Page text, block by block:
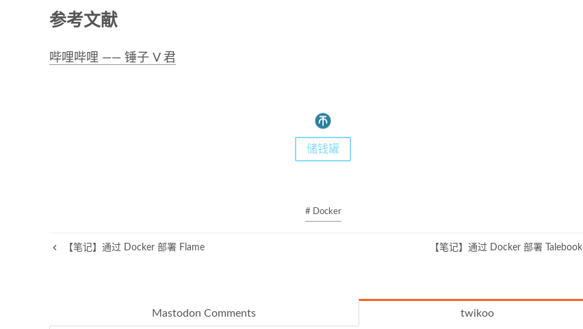
参考文献
哔哩哔哩 —— 锤子 V 君
储钱罐
# Docker
【笔记】通过 Docker 部署 Flame 【笔记】通过 Docker 部署 Talebook
Mastodon Comments twikoo